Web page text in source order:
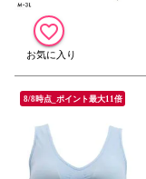
8/8時点_ポイント最大11倍